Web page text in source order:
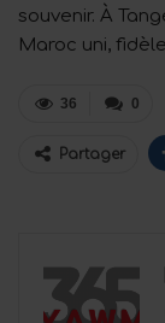
souvenir. À
Maroc uni,
0
36
Partager